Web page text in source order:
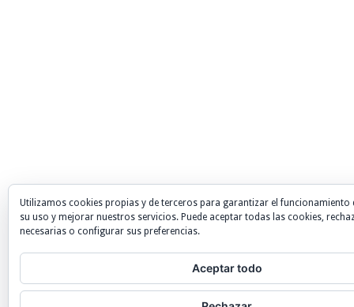
Utilizamos cookies propias y de terceros para garantizar el funcionamiento
su uso y mejorar nuestros servicios. Puede aceptar todas las cookies,
necesarias o configurar sus preferencias.
Aceptar todo